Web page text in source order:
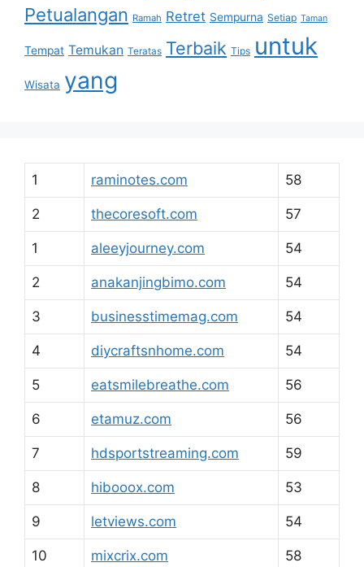
Petualangan Ramah Retret Sempurna Setiap Taman
Tempat Temukan Teratas Terbaik Tips untuk
Wisata yang
1 raminotes.com 58
2 thecoresoft.com 57
1 aleeyjourney.com 54
2 anakanjingbimo.com 54
3 businesstimemag.com 54
4 diycraftsnhome.com 54
5 eatsmilebreathe.com 56
6 etamuz.com 56
7 hdsportstreaming.com 59
8 hibooox.com 53
9 letviews.com 54
10 mixcrix.com 58